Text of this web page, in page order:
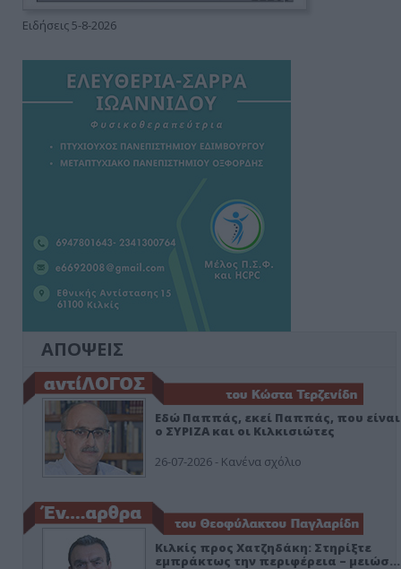
Ειδήσεις 5-8-2026
ΑΠΟΨΕΙΣ
Εδώ Παππάς, εκεί Παππάς, που είναι
ο ΣΥΡΙΖΑ και οι Κιλκισιώτες
26-07-2026 - Κανένα σχόλιο
Κιλκίς προς Χατζηδάκη: Στηρίξτε
εμπράκτως την περιφέρεια – μειώσ…